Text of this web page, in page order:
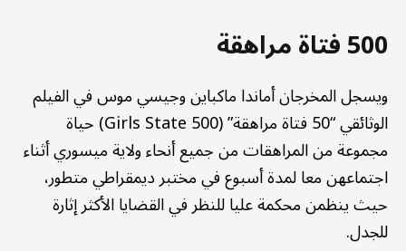
500 فتاة مراهقة
ويسجل المخرجان أماندا ماكباين وجيسي موس في الفيلم
الوثائقي “50 فتاة مراهقة” (Girls State 500) حياة
مجموعة من المراهقات من جميع أنحاء ولاية ميسوري أثناء
اجتماعهن معا لمدة أسبوع في مختبر ديمقراطي متطور،
حيث ينظمن محكمة عليا للنظر في القضايا الأكثر إثارة
للجدل.